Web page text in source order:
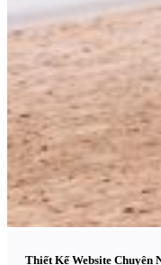
Thiết Kế Website Chuyên